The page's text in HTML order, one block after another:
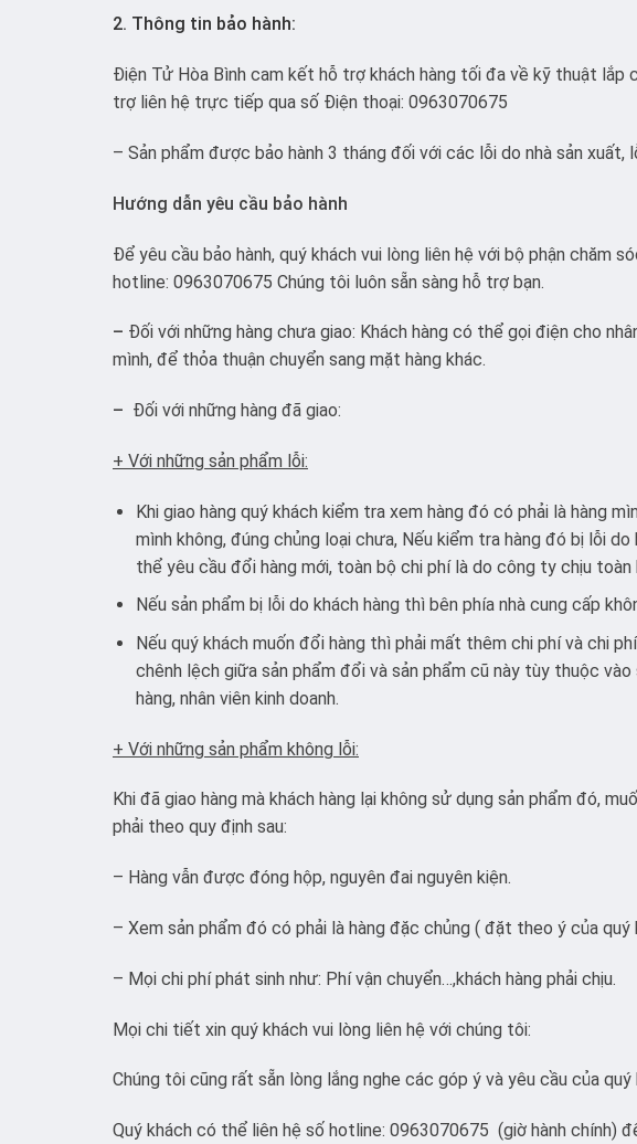
2. Thông tin bảo hành:
Điện Tử Hòa Bình cam kết hỗ trợ khách hàng tối đa về kỹ thuật lắp
trợ liên hệ trực tiếp qua số Điện thoại: 0963070675
– Sản phẩm được bảo hành 3 tháng đối với các lỗi do nhà sản xuất,
Hướng dẫn yêu cầu bảo hành
Để yêu cầu bảo hành, quý khách vui lòng liên hệ với bộ phận chăm
hotline: 0963070675 Chúng tôi luôn sẵn sàng hỗ trợ bạn.
– Đối với những hàng chưa giao: Khách hàng có thể gọi điện cho
mình, để thỏa thuận chuyển sang mặt hàng khác.
– Đối với những hàng đã giao:
+ Với những sản phẩm lỗi:
Khi giao hàng quý khách kiểm tra xem hàng đó có phải là hàng
mình không, đúng chủng loại chưa, Nếu kiểm tra hàng đó bị lỗi
thể yêu cầu đổi hàng mới, toàn bộ chi phí là do công ty chịu toàn
Nếu sản phẩm bị lỗi do khách hàng thì bên phía nhà cung cấp
Nếu quý khách muốn đổi hàng thì phải mất thêm chi phí và chi
chênh lệch giữa sản phẩm đổi và sản phẩm cũ này tùy thuộc
hàng, nhân viên kinh doanh.
+ Với những sản phẩm không lỗi:
Khi đã giao hàng mà khách hàng lại không sử dụng sản phẩm đó,
phải theo quy định sau:
– Hàng vẫn được đóng hộp, nguyên đai nguyên kiện.
– Xem sản phẩm đó có phải là hàng đặc chủng ( đặt theo ý của quý
– Mọi chi phí phát sinh như: Phí vận chuyển…,khách hàng phải chịu.
Mọi chi tiết xin quý khách vui lòng liên hệ với chúng tôi:
Chúng tôi cũng rất sẵn lòng lắng nghe các góp ý và yêu cầu của quý
Quý khách có thể liên hệ số hotline: 0963070675 (giờ hành chính)